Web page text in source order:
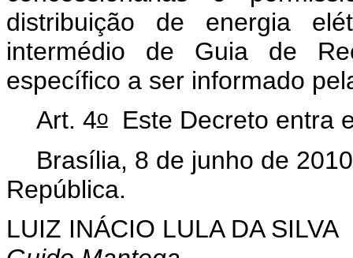
distribuição de energia
intermédio de Guia de
específico a ser informado
Art. 4oEste Decreto entra
Brasília, 8 de junho de
República.
LUIZ INÁCIO LULA DA SILVA